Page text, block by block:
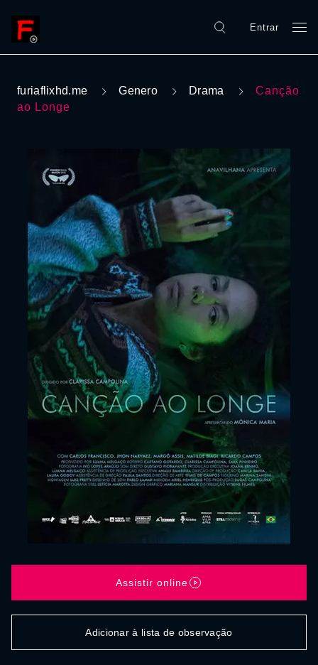
Entrar
furiaflixhd.me Genero Drama
Canção
ao Longe
Assistir online
Adicionar à lista de observação